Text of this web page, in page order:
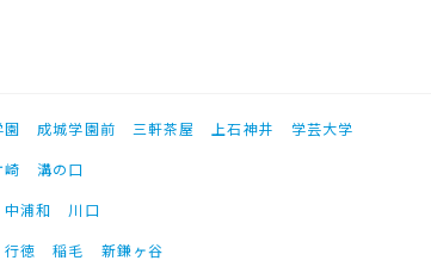
園 成城学園前 三軒茶屋 上石神井
学芸大学
崎
溝の口
中浦和
川口
行徳 稲毛 新鎌ヶ谷